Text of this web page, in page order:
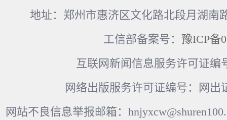
地址：郑州市惠济区文化路北段月湖南
工信部备案号： 豫ICP备
互联网新闻信息服务许可证编
网络出版服务许可证编号：网出
网站不良信息举报邮箱：